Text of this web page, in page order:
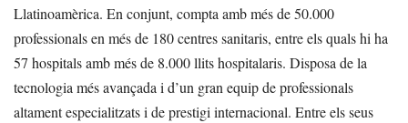
Llatinoamèrica. En conjunt, compta amb més de 50.000
professionals en més de 180 centres sanitaris, entre els quals hi ha
57 hospitals amb més de 8.000 llits hospitalaris. Disposa de la
tecnologia més avançada i d’un gran equip de professionals
altament especialitzats i de prestigi internacional. Entre els seus